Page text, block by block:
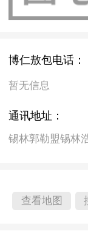
博仁敖包电话：
暂无信息
通讯地址：
锡林郭勒盟锡林
查看地图